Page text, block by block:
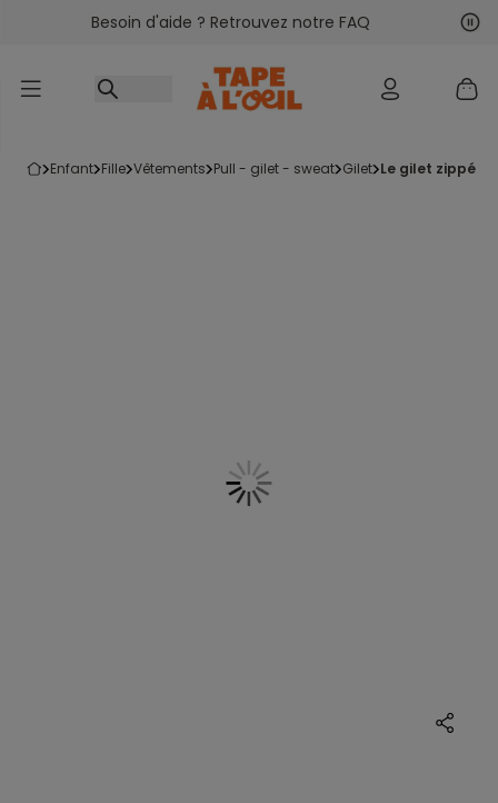
Accéder au contenu
Besoin d'aide ? Retrouvez notre FAQ
enfant fille vêtements pull - gilet - sweat gilet le gilet zippé